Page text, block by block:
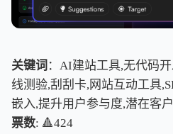
关键词 ：AI建站工具,无代码
线测验,刮刮卡,网站互动工具
嵌入,提升用户参与度,潜在客
票数: 🔺424